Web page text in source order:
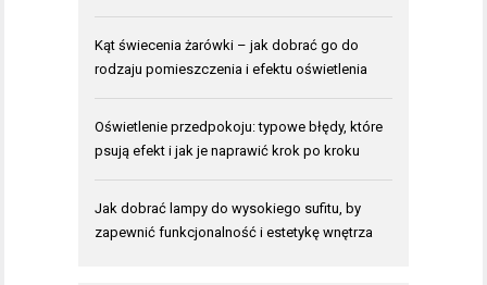
Kąt świecenia żarówki – jak dobrać go do
rodzaju pomieszczenia i efektu oświetlenia
Oświetlenie przedpokoju: typowe błędy, które
psują efekt i jak je naprawić krok po kroku
Jak dobrać lampy do wysokiego sufitu, by
zapewnić funkcjonalność i estetykę wnętrza